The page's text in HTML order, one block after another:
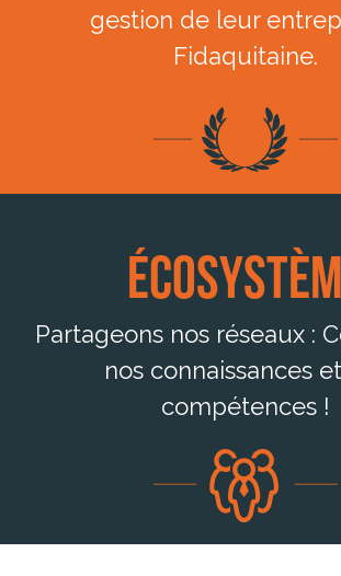
gestion de leur
Fidaquitaine.
Partageons nos réseaux :
nos connaissances
compétences !